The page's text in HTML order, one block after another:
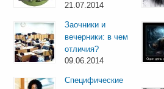
21.07.2014
Заочники и
вечерники: в чем
отличия?
09.06.2014
Специфические